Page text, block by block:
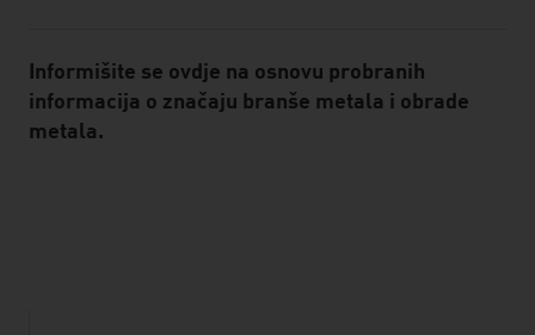
Standard Content Module
Informišite se ovdje na osnovu probranih
informacija o značaju branše metala i obrade
metala.